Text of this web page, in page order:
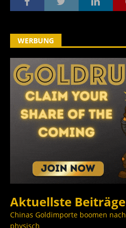
WERBUNG
Aktuellste Beiträge
Chinas Goldimporte boomen
physisch